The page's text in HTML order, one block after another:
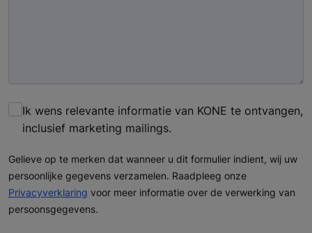
Ik wens relevante informatie van KONE te ontvangen,
inclusief marketing mailings.
Gelieve op te merken dat wanneer u dit formulier indient, wij uw
persoonlijke gegevens verzamelen. Raadpleeg onze
Privacyverklaring voor meer informatie over de verwerking van
persoonsgegevens.